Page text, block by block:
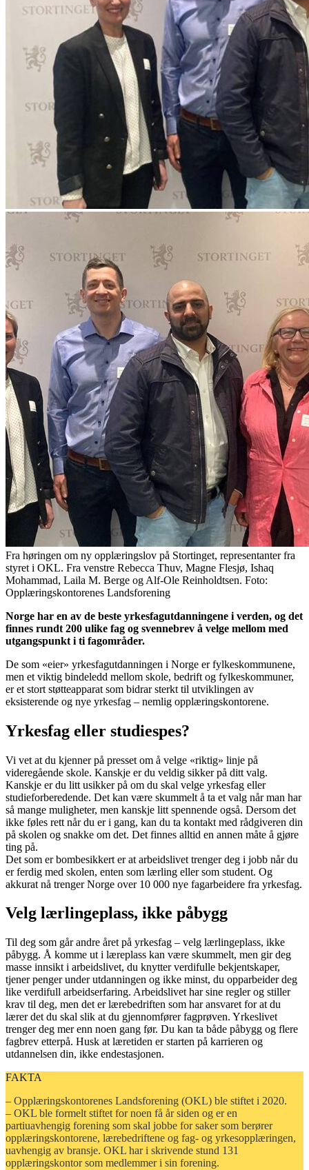
Fra høringen om ny opplæringslov på Stortinget, representanter fra
styret i OKL. Fra venstre Rebecca Thuv, Magne Flesjø, Ishaq
Mohammad, Laila M. Berge og Alf-Ole Reinholdtsen. Foto:
Opplæringskontorenes Landsforening
Norge har en av de beste yrkesfagutdanningene i verden, og det
finnes rundt 200 ulike fag og svennebrev å velge mellom med
utgangspunkt i ti fagområder.
De som «eier» yrkesfagutdanningen i Norge er fylkeskommunene,
men et viktig bindeledd mellom skole, bedrift og fylkeskommuner,
er et stort støtteapparat som bidrar sterkt til utviklingen av
eksisterende og nye yrkesfag – nemlig opplæringskontorene.
Yrkesfag eller studiespes?
Vi vet at du kjenner på presset om å velge «riktig» linje på
videregående skole. Kanskje er du veldig sikker på ditt valg.
Kanskje er du litt usikker på om du skal velge yrkesfag eller
studieforberedende. Det kan være skummelt å ta et valg når man har
så mange muligheter, men kanskje litt spennende også. Dersom det
ikke føles rett når du er i gang, kan du ta kontakt med rådgiveren din
på skolen og snakke om det. Det finnes alltid en annen måte å gjøre
ting på.
Det som er bombesikkert er at arbeidslivet trenger deg i jobb når du
er ferdig med skolen, enten som lærling eller som student. Og
akkurat nå trenger Norge over 10 000 nye fagarbeidere fra yrkesfag.
Velg lærlingeplass, ikke påbygg
Til deg som går andre året på yrkesfag – velg lærlingeplass, ikke
påbygg. Å komme ut i læreplass kan være skummelt, men gir deg
masse innsikt i arbeidslivet, du knytter verdifulle bekjentskaper,
tjener penger under utdanningen og ikke minst, du opparbeider deg
like verdifull arbeidserfaring. Arbeidslivet har sine regler og stiller
krav til deg, men det er lærebedriften som har ansvaret for at du
lærer det du skal slik at du gjennomfører fagprøven. Yrkeslivet
trenger deg mer enn noen gang før. Du kan ta både påbygg og flere
fagbrev etterpå. Husk at læretiden er starten på karrieren og
utdannelsen din, ikke endestasjonen.
FAKTA
– Opplæringskontorenes Landsforening (OKL) ble stiftet i 2020.
– OKL ble formelt stiftet for noen få år siden og er en
partiuavhengig forening som skal jobbe for saker som berører
opplæringskontorene, lærebedriftene og fag- og yrkesopplæringen,
uavhengig av bransje. OKL har i skrivende stund 131
opplæringskontor som medlemmer i sin forening.